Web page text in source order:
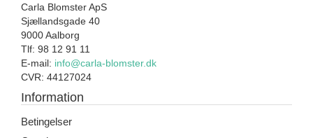
Carla Blomster ApS
Sjællandsgade 40
9000 Aalborg
Tlf: 98 12 91 11
E-mail: info@carla-blomster.dk
CVR: 44127024
Information
Betingelser